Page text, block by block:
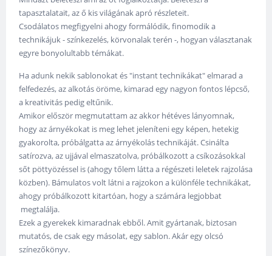
tapasztalatait, az ő kis világának apró részleteit.
Csodálatos megfigyelni ahogy formálódik, finomodik a
technikájuk - színkezelés, körvonalak terén -, hogyan választanak
egyre bonyolultabb témákat.
Ha adunk nekik sablonokat és "instant technikákat" elmarad a
felfedezés, az alkotás öröme, kimarad egy nagyon fontos lépcső,
a kreativitás pedig eltűnik.
Amikor először megmutattam az akkor hétéves lányomnak,
hogy az árnyékokat is meg lehet jeleníteni egy képen, hetekig
gyakorolta, próbálgatta az árnyékolás technikáját. Csinálta
satírozva, az ujjával elmaszatolva, próbálkozott a csíkozásokkal
sőt pöttyözéssel is (ahogy tőlem látta a régészeti leletek rajzolása
közben). Bámulatos volt látni a rajzokon a különféle technikákat,
ahogy próbálkozott kitartóan, hogy a számára legjobbat
megtalálja.
Ezek a gyerekek kimaradnak ebből. Amit gyártanak, biztosan
mutatós, de csak egy másolat, egy sablon. Akár egy olcsó
színezőkönyv.